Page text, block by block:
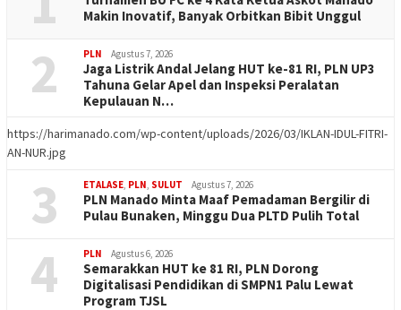
Makin Inovatif, Banyak Orbitkan Bibit Unggul
2 PLN Agustus 7, 2026
Jaga Listrik Andal Jelang HUT ke-81 RI, PLN UP3
Tahuna Gelar Apel dan Inspeksi Peralatan
Kepulauan N…
https://harimanado.com/wp-content/uploads/2026/03/IKLAN-IDUL-FITRI-
AN-NUR.jpg
3 ETALASE PLN SULUT Agustus 7, 2026
PLN Manado Minta Maaf Pemadaman Bergilir di
Pulau Bunaken, Minggu Dua PLTD Pulih Total
4 PLN Agustus 6, 2026
Semarakkan HUT ke 81 RI, PLN Dorong
Digitalisasi Pendidikan di SMPN1 Palu Lewat
Program TJSL